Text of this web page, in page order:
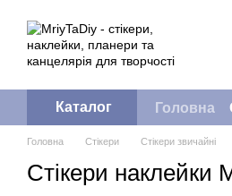
Каталог Головна
Головна Стікери Стікери звичайні
Стікери наклейки